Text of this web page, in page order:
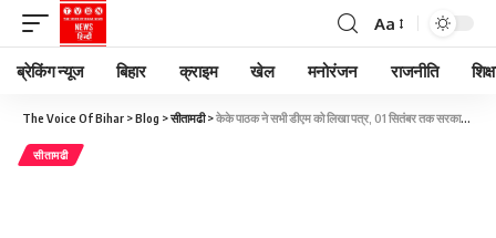
Aa
ब्रेकिंग न्यूज बिहार क्राइम खेल मनोरंजन राजनीति
The Voice Of Bihar >Blog >सीतामढी>केके पाठक ने सभी डीएम को लिखा पत्र, 01 सितंबर तक सरकारी स्कूलों में गेस्ट टीचर बहाल करने का निर्देश
सीतामढी